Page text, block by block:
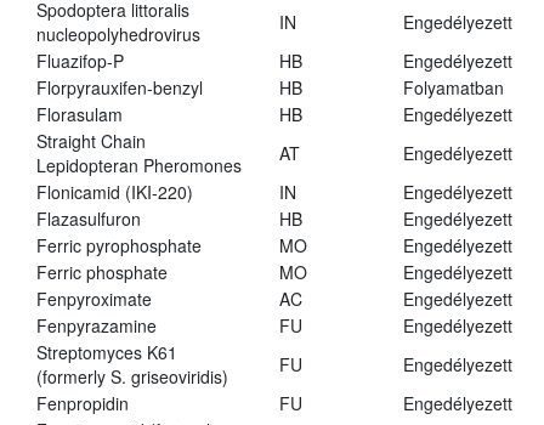
Spodoptera littoralis
nucleopolyhedrovirus
IN
Engedélyezett
Fluazifop-P
HB
Engedélyezett
Florpyrauxifen-benzyl
HB
Folyamatban
Florasulam
HB
Engedélyezett
Straight Chain
Lepidopteran Pheromones
AT
Engedélyezett
Flonicamid (IKI-220)
IN
Engedélyezett
Flazasulfuron
HB
Engedélyezett
Ferric pyrophosphate
MO
Engedélyezett
Ferric phosphate
MO
Engedélyezett
Fenpyroximate
AC
Engedélyezett
Fenpyrazamine
FU
Engedélyezett
Streptomyces K61
(formerly S. griseoviridis)
FU
Engedélyezett
Fenpropidin
FU
Engedélyezett